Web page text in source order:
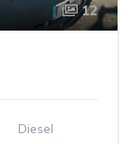
12
Diesel